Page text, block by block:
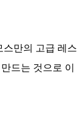
만의 고급 레스
드는 것으로 이